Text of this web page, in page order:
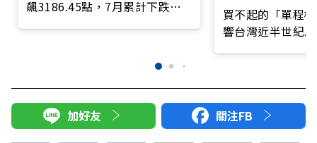
飆3186.45點，7月累計下跌
買不起的「單程
響台灣近半世紀
加好友 關注FB